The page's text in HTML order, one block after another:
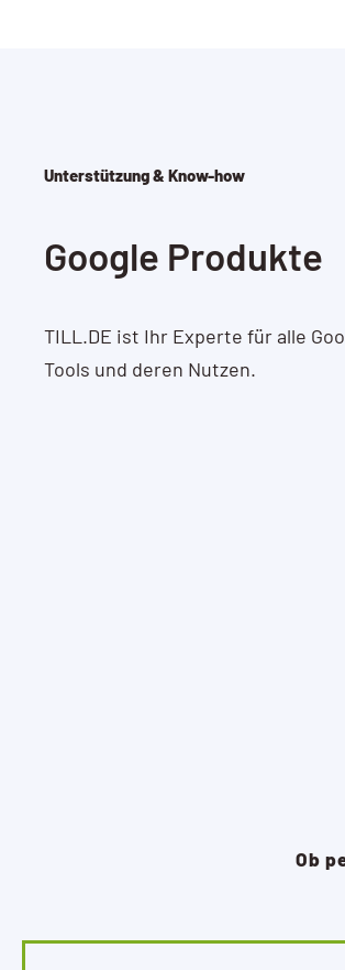
Unterstützung & Know-how
Google Produkte
TILL.DE ist Ihr Experte für alle
Tools und deren Nutzen.
Ob